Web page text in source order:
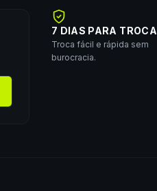
7 DIAS PARA TROCA
Troca fácil e rápida sem
burocracia.